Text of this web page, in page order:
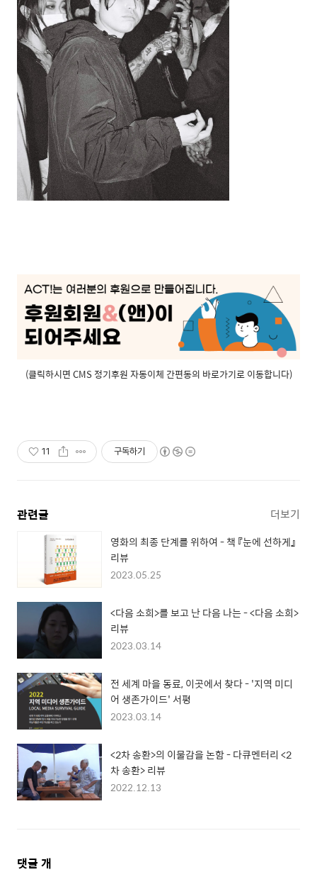
(클릭하시면 CMS 정기후원 자동이체 간편동의 바로가기로 이동합니다)
11 구독하기
관련글 더보기
영화의 최종 단계를 위하여 - 책 『눈에 선하게』
리뷰
2023.05.25
<다음 소희>를 보고 난 다음 나는 - <다음 소희>
리뷰
2023.03.14
전 세계 마을 동료, 이곳에서 찾다 - '지역 미디
어 생존가이드' 서평
2023.03.14
<2차 송환>의 이물감을 논함 - 다큐멘터리 <2
차 송환> 리뷰
2022.12.13
댓
댓글 개